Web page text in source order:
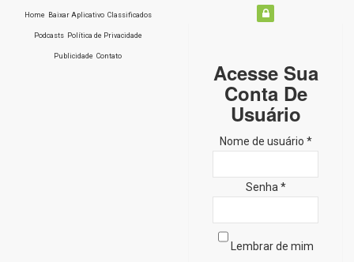
Home Baixar Aplicativo Classificados
Podcasts Política de Privacidade
Publicidade Contato
Acesse Sua
Conta De
Usuário
Nome de usuário *
Senha *
Lembrar de mim